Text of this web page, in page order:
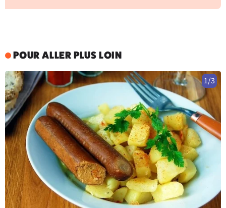
POUR ALLER PLUS LOIN
1/3